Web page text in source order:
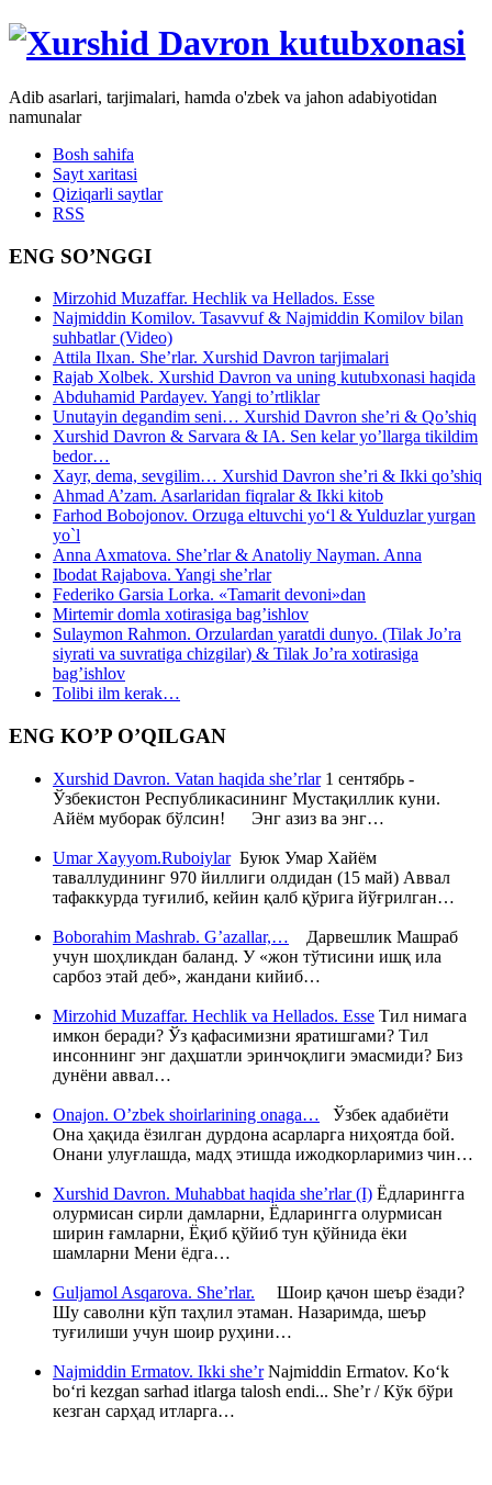
Adib asarlari, tarjimalari, hamda o'zbek va jahon adabiyotidan
namunalar
Bosh sahifa
Sayt xaritasi
Qiziqarli saytlar
RSS
ENG SO’NGGI
Mirzohid Muzaffar. Hechlik va Hellados. Esse
Najmiddin Komilov. Tasavvuf & Najmiddin Komilov bilan
suhbatlar (Video)
Attila Ilxan. She’rlar. Xurshid Davron tarjimalari
Rajab Xolbek. Xurshid Davron va uning kutubxonasi haqida
Abduhamid Pardayev. Yangi to’rtliklar
Unutayin degandim seni… Xurshid Davron she’ri & Qo’shiq
Xurshid Davron & Sarvara & IA. Sen kelar yo’llarga tikildim
bedor…
Xayr, dema, sevgilim… Xurshid Davron she’ri & Ikki qo’shiq
Ahmad A’zam. Asarlaridan fiqralar & Ikki kitob
Farhod Bobojonov. Orzuga eltuvchi yo‘l & Yulduzlar yurgan
yo`l
Anna Axmatova. She’rlar & Anatoliy Nayman. Anna
Ibodat Rajabova. Yangi she’rlar
Federiko Garsia Lorka. «Tamarit devoni»dan
Mirtemir domla xotirasiga bag’ishlov
Sulaymon Rahmon. Orzulardan yaratdi dunyo. (Tilak Jo’ra
siyrati va suvratiga chizgilar) & Tilak Jo’ra xotirasiga
bag’ishlov
Tolibi ilm kerak…
ENG KO’P O’QILGAN
Xurshid Davron. Vatan haqida she’rlar1 сентябрь -
Ўзбекистон Республикасининг Мустақиллик куни.
Айём муборак бўлсин! Энг азиз ва энг…
Umar Xayyom.RuboiylarБуюк Умар Хайём
таваллудининг 970 йиллиги олдидан (15 май) Аввал
тафаккурда туғилиб, кейин қалб қўрига йўғрилган…
Boborahim Mashrab. G’azallar,… Дарвешлик Машраб
учун шоҳликдан баланд. У «жон тўтисини ишқ ила
сарбоз этай деб», жандани кийиб…
Mirzohid Muzaffar. Hechlik va Hellados. Esse Тил нимага
имкон беради? Ўз қафасимизни яратишгами? Тил
инсоннинг энг даҳшатли эринчоқлиги эмасмиди? Биз
дунёни аввал…
Onajon. O’zbek shoirlarining onaga… Ўзбек адабиёти
Она ҳақида ёзилган дурдона асарларга ниҳоятда бой.
Онани улуғлашда, мадҳ этишда ижодкорларимиз чин…
Xurshid Davron. Muhabbat haqida she’rlar (I) Ёдларингга
олурмисан сирли дамларни, Ёдларингга олурмисан
ширин ғамларни, Ёқиб қўйиб тун қўйнида ёки
шамларни Мени ёдга…
Guljamol Asqarova. She’rlar. Шоир қачон шеър ёзади?
Шу саволни кўп таҳлил этаман. Назаримда, шеър
туғилиши учун шоир руҳини…
Najmiddin Ermatov. Ikki she’rNajmiddin Ermatov. Ko‘k
bo‘ri kezgan sarhad itlarga talosh endi... She’r / Кўк бўри
кезган сарҳад итларга…